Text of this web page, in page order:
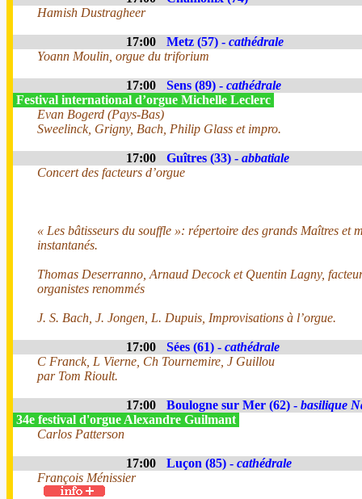
Hamish Dustragheer
17:00 Metz (57) - cathédrale
Yoann Moulin, orgue du triforium
17:00 Sens (89) - cathédrale
Festival international d’orgue Michelle Leclerc
Evan Bogerd (Pays-Bas)
Sweelinck, Grigny, Bach, Philip Glass et impro.
17:00 Guîtres (33) - abbatiale
Concert des facteurs d’orgue
« Les bâtisseurs du souffle »: répertoire des grands Maîtres et
instantanés.
Thomas Deserranno, Arnaud Decock et Quentin Lagny,
organistes renommés
J. S. Bach, J. Jongen, L. Dupuis, Improvisations à l’orgue.
17:00 Sées (61) - cathédrale
C Franck, L Vierne, Ch Tournemire, J Guillou
par Tom Rioult.
17:00 Boulogne sur Mer (62) - basilique
34e festival d'orgue Alexandre Guilmant
Carlos Patterson
17:00 Luçon (85) - cathédrale
François Ménissier